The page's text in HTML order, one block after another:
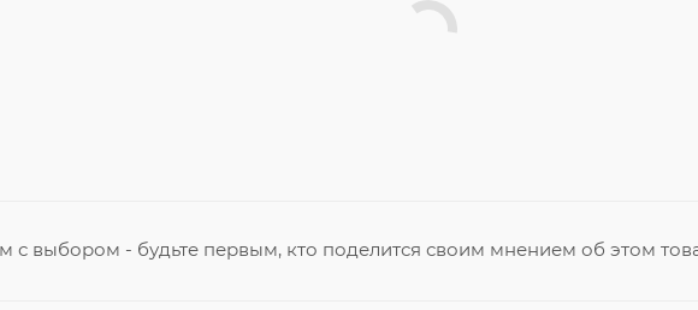
с выбором - будьте первым, кто поделится своим мнением об этом